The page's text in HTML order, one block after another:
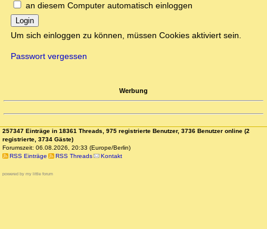
an diesem Computer automatisch einloggen
Login
Um sich einloggen zu können, müssen Cookies aktiviert sein.
Passwort vergessen
Werbung
257347 Einträge in 18361 Threads, 975 registrierte Benutzer, 3736 Benutzer online (2
registrierte, 3734 Gäste)
Forumszeit: 06.08.2026, 20:33 (Europe/Berlin)
RSS Einträge
RSS Threads Kontakt
powered by my little forum